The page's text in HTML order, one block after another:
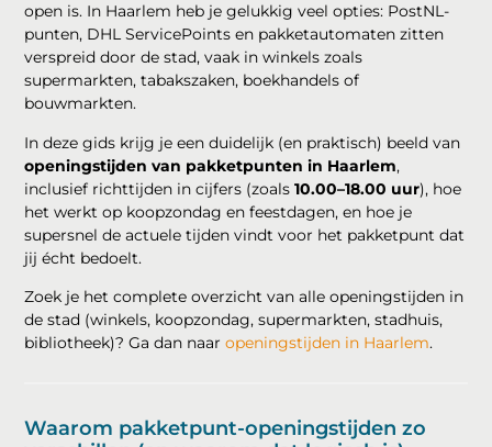
open is. In Haarlem heb je gelukkig veel opties: PostNL-
punten, DHL ServicePoints en pakketautomaten zitten
verspreid door de stad, vaak in winkels zoals
supermarkten, tabakszaken, boekhandels of
bouwmarkten.
In deze gids krijg je een duidelijk (en praktisch) beeld van
openingstijden van pakketpunten in Haarlem,
inclusief richttijden in cijfers (zoals10.00–18.00 uur), hoe
het werkt op koopzondag en feestdagen, en hoe je
supersnel de actuele tijden vindt voor het pakketpunt dat
jij écht bedoelt.
Zoek je het complete overzicht van alle openingstijden in
de stad (winkels, koopzondag, supermarkten, stadhuis,
bibliotheek)? Ga dan naaropeningstijden in Haarlem.
Waarom pakketpunt-openingstijden zo